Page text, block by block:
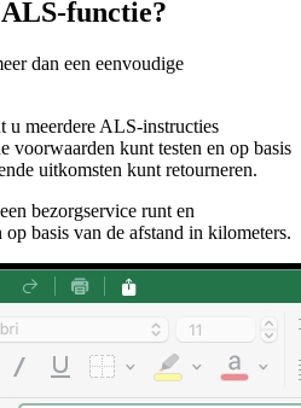
ALS-functie?
dan een eenvoudige
u meerdere ALS-instructies
voorwaarden kunt testen en op basis
uitkomsten kunt retourneren.
bezorgservice runt en
basis van de afstand in kilometers.